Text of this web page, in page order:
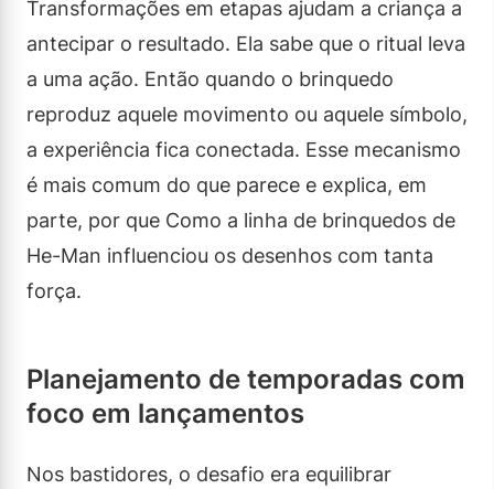
Transformações em etapas ajudam a criança a
antecipar o resultado. Ela sabe que o ritual leva
a uma ação. Então quando o brinquedo
reproduz aquele movimento ou aquele símbolo,
a experiência fica conectada. Esse mecanismo
é mais comum do que parece e explica, em
parte, por que Como a linha de brinquedos de
He-Man influenciou os desenhos com tanta
força.
Planejamento de temporadas com
foco em lançamentos
Nos bastidores, o desafio era equilibrar